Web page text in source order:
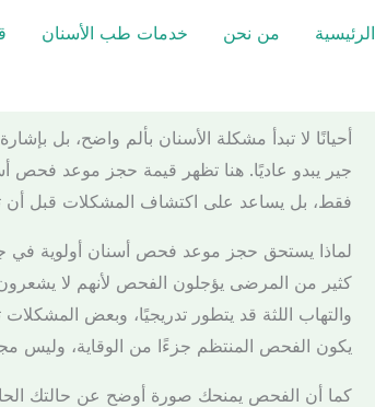
الرئيسية من نحن خدمات طب الأسنان
أحيانًا لا تبدأ مشكلة الأسنان بألم واضح، بل
جير يبدو عاديًا. هنا تظهر قيمة حجز موعد فحص
فقط، بل يساعد على اكتشاف المشكلات قبل أن
لماذا يستحق حجز موعد فحص أسنان أولوية في
كثير من المرضى يؤجلون الفحص لأنهم لا
والتهاب اللثة قد يتطور تدريجيًا، وبعض
يكون الفحص المنتظم جزءًا من الوقاية، وليس مجرد
كما أن الفحص يمنحك صورة أوضح عن حالتك